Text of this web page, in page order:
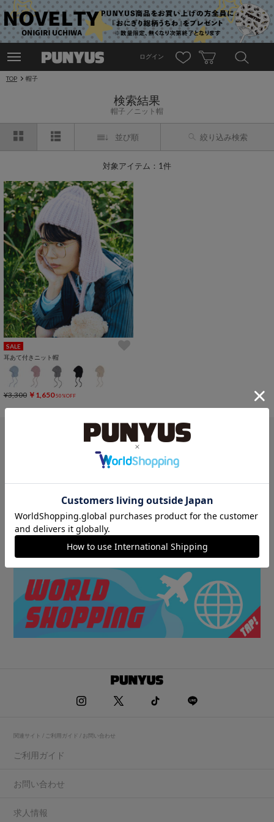
ログイン
TOP 帽子
検索結果
帽子 ニット帽
並び順 絞り込み検索
対象アイテム：1件
SALE
耳あて付きニット帽
¥3,300 ￥1,650 50%OFF
関連サイト / ご利用ガイド / お問い合わせ
ご利用ガイド
お問い合わせ
求人情報